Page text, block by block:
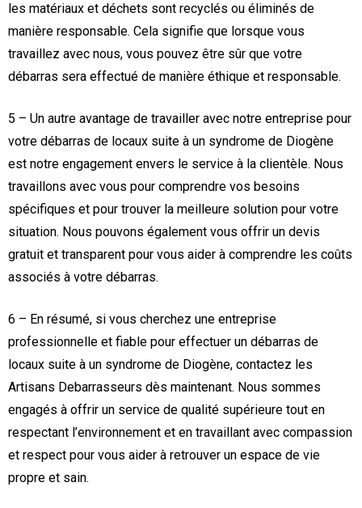
les matériaux et déchets sont recyclés ou éliminés de
manière responsable. Cela signifie que lorsque vous
travaillez avec nous, vous pouvez être sûr que votre
débarras sera effectué de manière éthique et responsable.
5 – Un autre avantage de travailler avec notre entreprise pour
votre débarras de locaux suite à un syndrome de Diogène
est notre engagement envers le service à la clientèle. Nous
travaillons avec vous pour comprendre vos besoins
spécifiques et pour trouver la meilleure solution pour votre
situation. Nous pouvons également vous offrir un devis
gratuit et transparent pour vous aider à comprendre les coûts
associés à votre débarras.
6 – En résumé, si vous cherchez une entreprise
professionnelle et fiable pour effectuer un débarras de
locaux suite à un syndrome de Diogène, contactez les
Artisans Debarrasseurs dès maintenant. Nous sommes
engagés à offrir un service de qualité supérieure tout en
respectant l’environnement et en travaillant avec compassion
et respect pour vous aider à retrouver un espace de vie
propre et sain.